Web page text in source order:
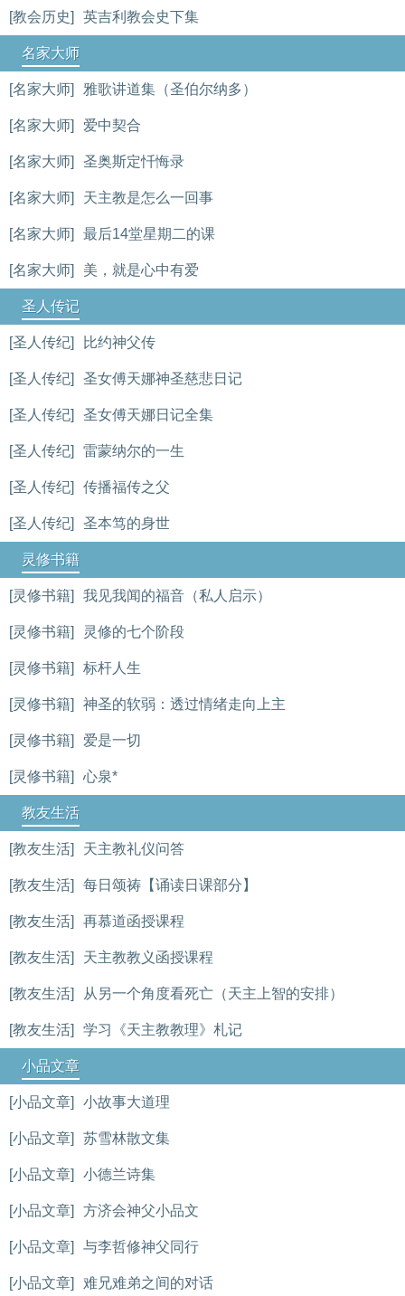
[教会历史] 英吉利教会史下集
名家大师
[名家大师] 雅歌讲道集（圣伯尔纳多）
[名家大师] 爱中契合
[名家大师] 圣奥斯定忏悔录
[名家大师] 天主教是怎么一回事
[名家大师] 最后14堂星期二的课
[名家大师] 美，就是心中有爱
圣人传记
[圣人传纪] 比约神父传
[圣人传纪] 圣女傅天娜神圣慈悲日记
[圣人传纪] 圣女傅天娜日记全集
[圣人传纪] 雷蒙纳尔的一生
[圣人传纪] 传播福传之父
[圣人传纪] 圣本笃的身世
灵修书籍
[灵修书籍] 我见我闻的福音（私人启示）
[灵修书籍] 灵修的七个阶段
[灵修书籍] 标杆人生
[灵修书籍] 神圣的软弱：透过情绪走向上主
[灵修书籍] 爱是一切
[灵修书籍] 心泉*
教友生活
[教友生活] 天主教礼仪问答
[教友生活] 每日颂祷【诵读日课部分】
[教友生活] 再慕道函授课程
[教友生活] 天主教教义函授课程
[教友生活] 从另一个角度看死亡（天主上智的安排）
[教友生活] 学习《天主教教理》札记
小品文章
[小品文章] 小故事大道理
[小品文章] 苏雪林散文集
[小品文章] 小德兰诗集
[小品文章] 方济会神父小品文
[小品文章] 与李哲修神父同行
[小品文章] 难兄难弟之间的对话